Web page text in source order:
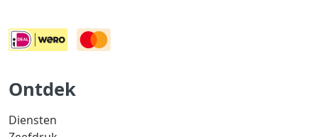
Ontdek
Diensten